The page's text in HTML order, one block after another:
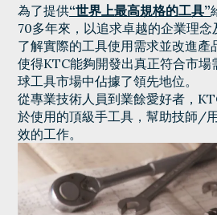
為了提供“世界上最高規格的工具”
70多年來，以追求卓越的企業理念
了解實際的工具使用需求並改進產
使得KTC能夠開發出真正符合市場
球工具市場中佔據了領先地位。
從專業技術人員到業餘愛好者，
於使用的頂級手工具，幫助技師/
效的工作。